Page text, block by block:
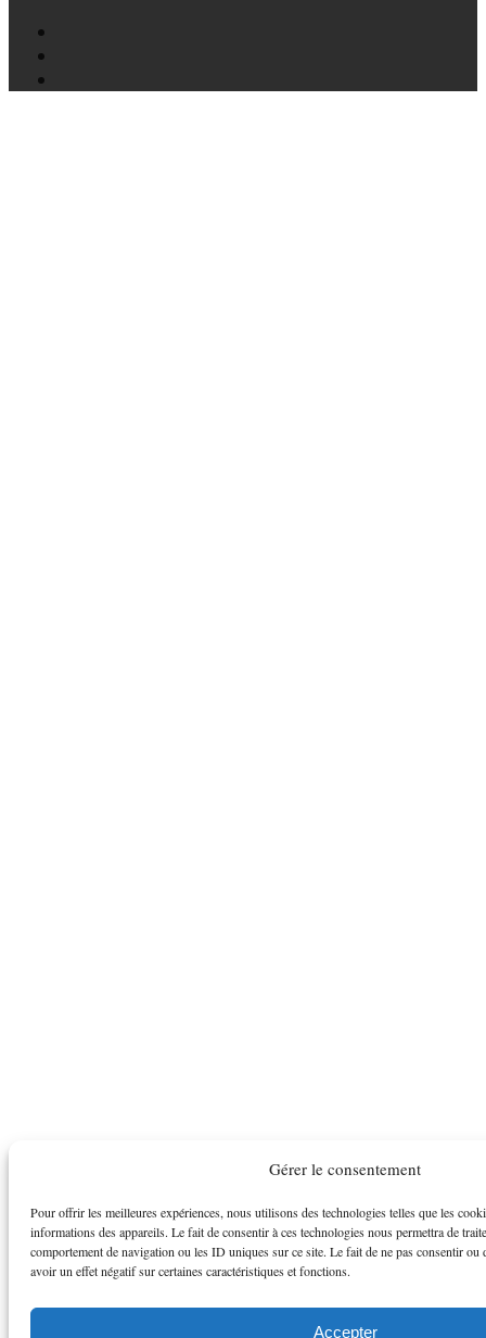
Gérer le consentement
Pour offrir les meilleures expériences, nous utilisons des technologies telles que les
informations des appareils. Le fait de consentir à ces technologies nous permettra de
comportement de navigation ou les ID uniques sur ce site. Le fait de ne pas consentir ou
avoir un effet négatif sur certaines caractéristiques et fonctions.
Accepter